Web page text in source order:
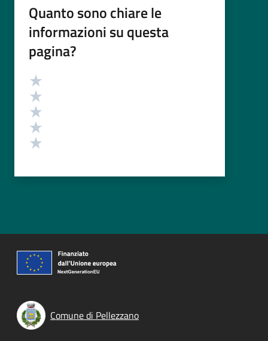
Quanto sono chiare le
informazioni su questa
pagina?
Valutazione
Comune di Pellezzano